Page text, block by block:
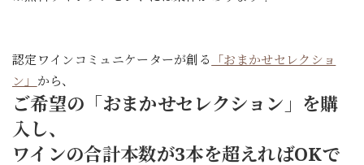
認定ワインコミュニケーターが創る
「おまかせセレクショ
ン」 から、
ご希望の「おまかせセレクション」を購
入し、
ワインの合計本数が3本を超えればOKで